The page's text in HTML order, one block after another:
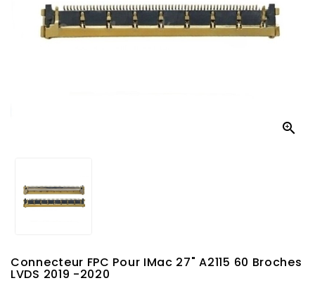

Connecteur FPC Pour IMac 27" A2115 60 Broches
LVDS 2019 -2020